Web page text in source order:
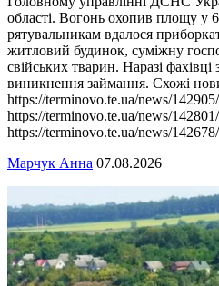
області. Вогонь охопив площу у
рятувальникам вдалося
житловий будинок, суміжну
свійських тварин. Наразі
виникнення займання. Схожі
https://terminovo.te.ua/news/142905/
https://terminovo.te.ua/news/142801/
https://terminovo.te.ua/news/142678/
Марчук Анна 07.08.2026